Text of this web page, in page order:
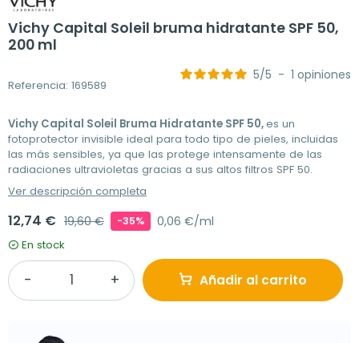
Vichy Capital Soleil bruma hidratante SPF 50,
200 ml
Referencia: 169589
5/5 - 1 opiniones
Vichy Capital Soleil Bruma Hidratante SPF 50,es un
fotoprotector invisible ideal para todo tipo de pieles, incluidas
las más sensibles, ya que las protege intensamente de las
radiaciones ultravioletas gracias a sus altos filtros SPF 50.
Ver descripción completa
12,74 € 19,60 € -35% 0,06 €/ml
En stock
Añadir al carrito